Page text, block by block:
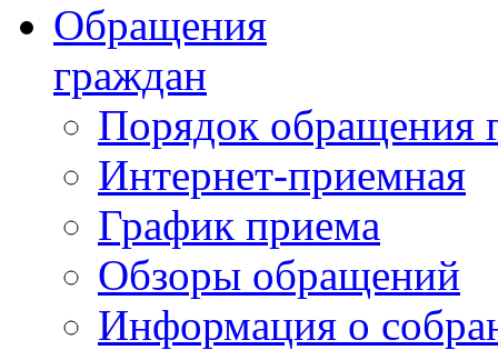
Обращения
граждан
Порядок обращения
Интернет-приемная
График приема
Обзоры обращений
Информация о